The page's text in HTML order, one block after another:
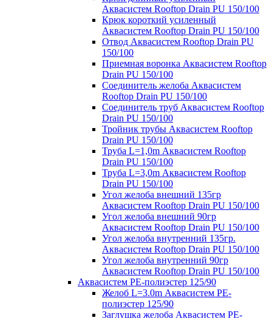
Аквасистем Rooftop Drain PU 150/100
Крюк короткий усиленный
Аквасистем Rooftop Drain PU 150/100
Отвод Аквасистем Rooftop Drain PU
150/100
Приемная воронка Аквасистем Rooftop
Drain PU 150/100
Соединитель желоба Аквасистем
Rooftop Drain PU 150/100
Соединитель труб Аквасистем Rooftop
Drain PU 150/100
Тройник трубы Аквасистем Rooftop
Drain PU 150/100
Труба L=1,0m Аквасистем Rooftop
Drain PU 150/100
Труба L=3,0m Аквасистем Rooftop
Drain PU 150/100
Угол желоба внешний 135гр
Аквасистем Rooftop Drain PU 150/100
Угол желоба внешний 90гр
Аквасистем Rooftop Drain PU 150/100
Угол желоба внутренний 135гр.
Аквасистем Rooftop Drain PU 150/100
Угол желоба внутренний 90гр
Аквасистем Rooftop Drain PU 150/100
Аквасистем PE-полиэстер 125/90
Желоб L=3.0m Аквасистем PE-
полиэстер 125/90
Заглушка желоба Аквасистем PE-